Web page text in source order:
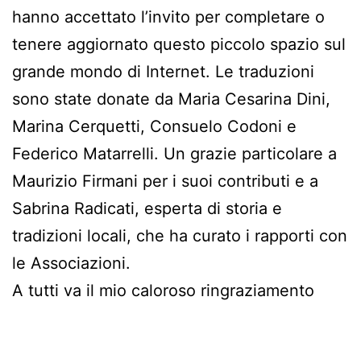
hanno accettato l’invito per completare o
tenere aggiornato questo piccolo spazio sul
grande mondo di Internet. Le traduzioni
sono state donate da Maria Cesarina Dini,
Marina Cerquetti, Consuelo Codoni e
Federico Matarrelli. Un grazie particolare a
Maurizio Firmani per i suoi contributi e a
Sabrina Radicati, esperta di storia e
tradizioni locali, che ha curato i rapporti con
le Associazioni.
A tutti va il mio caloroso ringraziamento